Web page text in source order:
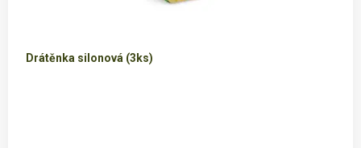
Drátěnka silonová (3ks)